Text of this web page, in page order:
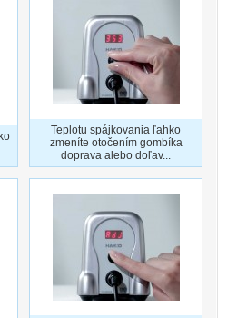
Teplotu spájkovania ľahko
zmeníte otočením gombíka
doprava alebo doľav...